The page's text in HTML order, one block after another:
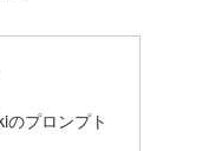
プロンプト